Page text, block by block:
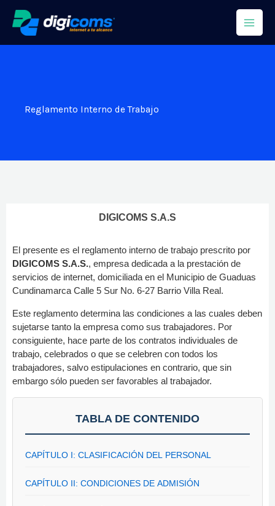
contenido
Reglamento Interno de Trabajo
DIGICOMS S.A.S
El presente es el reglamento interno de trabajo prescrito por
DIGICOMS S.A.S., empresa dedicada a la prestación de
servicios de internet, domiciliada en el Municipio de Guaduas
Cundinamarca Calle 5 Sur No. 6-27 Barrio Villa Real.
Este reglamento determina las condiciones a las cuales deben
sujetarse tanto la empresa como sus trabajadores. Por
consiguiente, hace parte de los contratos individuales de
trabajo, celebrados o que se celebren con todos los
trabajadores, salvo estipulaciones en contrario, que sin
embargo sólo pueden ser favorables al trabajador.
TABLA DE CONTENIDO
CAPÍTULO I: CLASIFICACIÓN DEL PERSONAL
CAPÍTULO II: CONDICIONES DE ADMISIÓN